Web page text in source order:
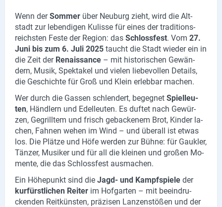
Wenn derSom­mer über Neu­burg zieht, wird die Alt­
stadt zur le­ben­di­gen Ku­lis­se für eines der tra­di­ti­ons­
reichs­ten Feste der Re­gi­on: das Schloss­fest. Vom 27.
Juni bis zum 6. Juli 2025 taucht die Stadt wie­der ein in
die Zeit der Re­nais­sance – mit his­to­ri­schen Ge­wän­
dern, Musik, Spek­ta­kel und vie­len lie­be­vol­len De­tails,
die Ge­schich­te für Groß und Klein er­leb­bar ma­chen.
Wer durch die Gas­sen schlen­dert, be­geg­net Spiel­leu­
ten, Händ­lern und Edel­leu­ten. Es duf­tet nach Ge­wür­
zen, Ge­grill­tem und frisch ge­ba­cke­nem Brot, Kin­der la­
chen, Fah­nen wehen im Wind – und über­all ist etwas
los. Die Plät­ze und Höfe wer­den zur Bühne: für Gauk­ler,
Tän­zer, Mu­si­ker und für all die klei­nen und gro­ßen Mo­
men­te, die das Schloss­fest aus­ma­chen.
Ein Hö­he­punkt sind die Jagd- und Kampf­spie­le der
kur­fürst­li­chen Rei­ter im Hof­gar­ten – mit be­ein­dru­
cken­den Reit­küns­ten, prä­zi­sen Lan­zen­stö­ßen und der
Magazine
Veranstaltungen
Service
Branchen
Marken
Produktgruppen
Partner
Kontaktseite